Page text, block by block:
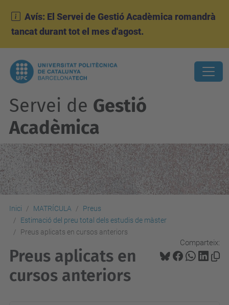
Avís: El Servei de Gestió Acadèmica romandrà
tancat durant tot el mes d'agost.
Servei de Gestió
Acadèmica
Inici MATRÍCULA
Preus
Estimació del preu total dels estudis de màster
Preus aplicats en cursos anteriors
Comparteix:
Preus aplicats en
cursos anteriors